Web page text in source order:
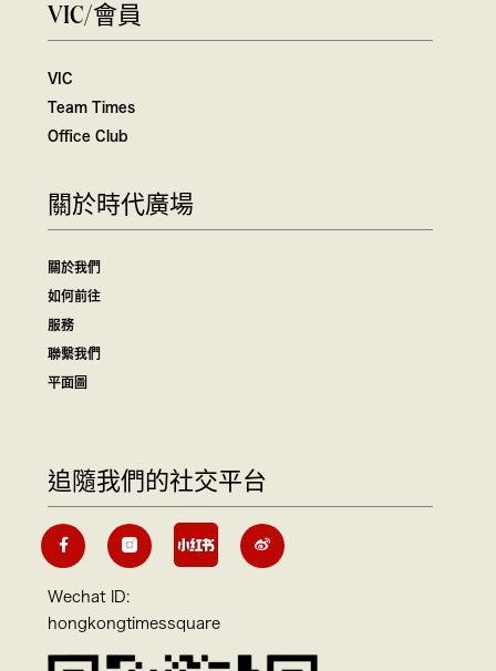
VIC/會員
VIC
Team Times
Office Club
關於時代廣場
關於我們
如何前往
服務
聯繫我們
平面圖
追隨我們的社交平台
Wechat ID:
hongkongtimessquare